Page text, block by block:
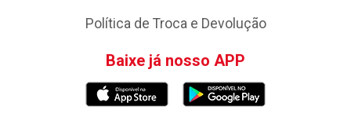
Política de Troca e Devolução
Baixe já nosso APP